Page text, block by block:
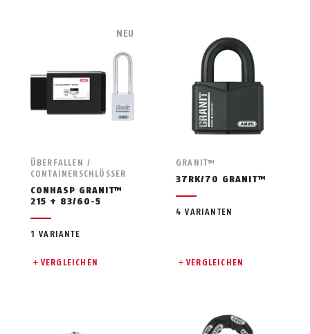
ÜBERFALLEN /
CONTAINERSCHLÖSSER
CONHASP GRANIT™
215 + 83/60-5
1 VARIANTE
VERGLEICHEN
NEU
GRANIT™
37RK/70 GRANIT™
4 VARIANTEN
VERGLEICHEN